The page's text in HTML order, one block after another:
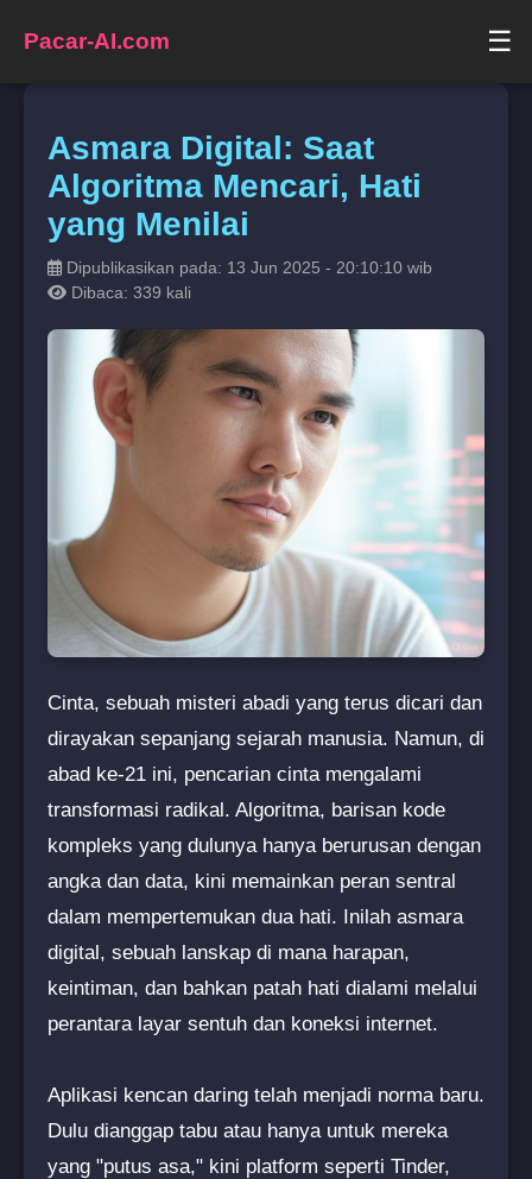
Pacar-AI.com ☰
Asmara Digital: Saat
Algoritma Mencari, Hati
yang Menilai
Dipublikasikan pada: 13 Jun 2025 - 20:10:10 wib
Dibaca: 339 kali
Cinta, sebuah misteri abadi yang terus dicari dan
dirayakan sepanjang sejarah manusia. Namun, di
abad ke-21 ini, pencarian cinta mengalami
transformasi radikal. Algoritma, barisan kode
kompleks yang dulunya hanya berurusan dengan
angka dan data, kini memainkan peran sentral
dalam mempertemukan dua hati. Inilah asmara
digital, sebuah lanskap di mana harapan,
keintiman, dan bahkan patah hati dialami melalui
perantara layar sentuh dan koneksi internet.
Aplikasi kencan daring telah menjadi norma baru.
Dulu dianggap tabu atau hanya untuk mereka
yang "putus asa," kini platform seperti Tinder,